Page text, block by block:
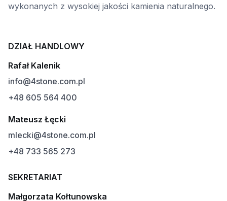
wykonanych z wysokiej jakości kamienia naturalnego.
DZIAŁ HANDLOWY
Rafał Kalenik
info@4stone.com.pl
+48 605 564 400
Mateusz Łęcki
mlecki@4stone.com.pl
+48 733 565 273
SEKRETARIAT
Małgorzata Kołtunowska